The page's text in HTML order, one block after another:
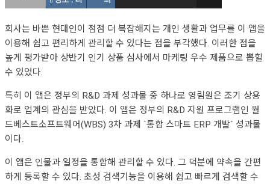
회사는 바쁜 현대인이 점점 더 복잡해지는 개인 생활과 업무를 이 앱을
이용해 쉽고 편리하게 관리할 수 있다는 점을 부각했다. 이러한 점을
높게 평가받아 상반기 인기 상품 심사에서 마케팅 우수 제품으로 뽑힐
수 있었다.
특히 이 앱은 정부의 R&D 과제 성과물 중 하나로 영림원은 조기 상용
화로 업계의 관심을 받았다. 이 앱은 정부의 R&D 지원 프로그램인 월
드베스트소프트웨어(WBS) 3차 과제 `통합 스마트 ERP 개발` 성과물
이다.
이 앱은 인물과 일정을 통합해 관리할 수 있다. 그 덕분에 약속을 간편
하게 등록할 수 있다. 초성 검색기능을 이용해 쉽고 빠르게 검색할 수